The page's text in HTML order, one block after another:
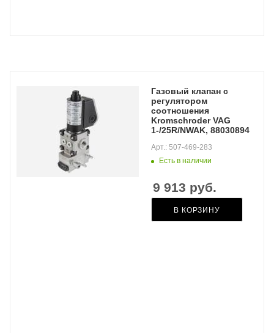
Газовый клапан с
регулятором
соотношения
Kromschroder VAG
1-/25R/NWAK, 88030894
Есть в наличии
Арт.: 507-469-283
9 913 руб.
В КОРЗИНУ